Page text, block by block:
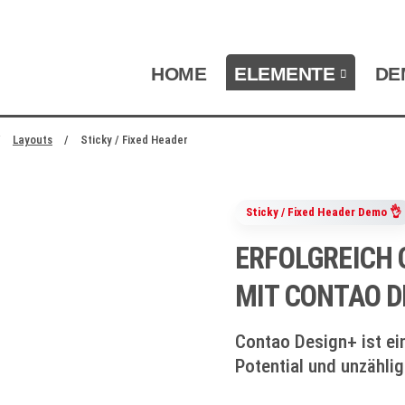
NAVIGATION ÜBERSPRINGEN
HOME ELEMENTE
Layouts Sticky / Fixed Header
Sticky / Fixed Header Demo 👌
MIT CONTAO
Contao Design+ ist
Potential und